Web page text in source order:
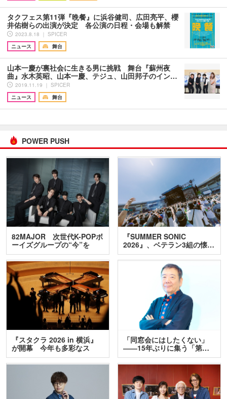
タクフェス第11弾『晩餐』に浜谷健司、広田亮平、櫻
井佑樹らの出演が決定 各公演の日程・会場も解禁
2023.8.18 ｜ SPICER
ニュース
舞台
山本一慶が裏社会に生きる男に挑戦 舞台『蘇州夜
曲』水木英昭、山本一慶、テジュ、山田邦子のイン…
2019.11.19 ｜ SPICER
ニュース
舞台
POWER PUSH
82MAJOR 次世代K-POPボ
ーイズグループの“今”を
訊…
『SUMMER SONIC
2026』、ベテラン3組の懐…
『スタクラ 2026 in 横浜』
が開幕 今年も多彩なス
テ…
「同窓会にはしたくない」
――15年ぶりに集う「第…